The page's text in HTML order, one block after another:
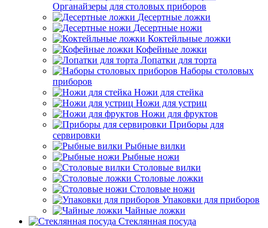
Органайзеры для столовых приборов
Десертные ложки
Десертные ножи
Коктейльные ложки
Кофейные ложки
Лопатки для торта
Наборы столовых
приборов
Ножи для стейка
Ножи для устриц
Ножи для фруктов
Приборы для
сервировки
Рыбные вилки
Рыбные ножи
Столовые вилки
Столовые ложки
Столовые ножи
Упаковки для приборов
Чайные ложки
Стеклянная посуда